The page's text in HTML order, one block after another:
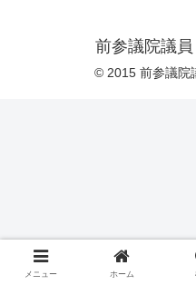
前参議院議
© 2015 前参議院
メニュー ホーム